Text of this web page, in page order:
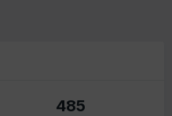
485